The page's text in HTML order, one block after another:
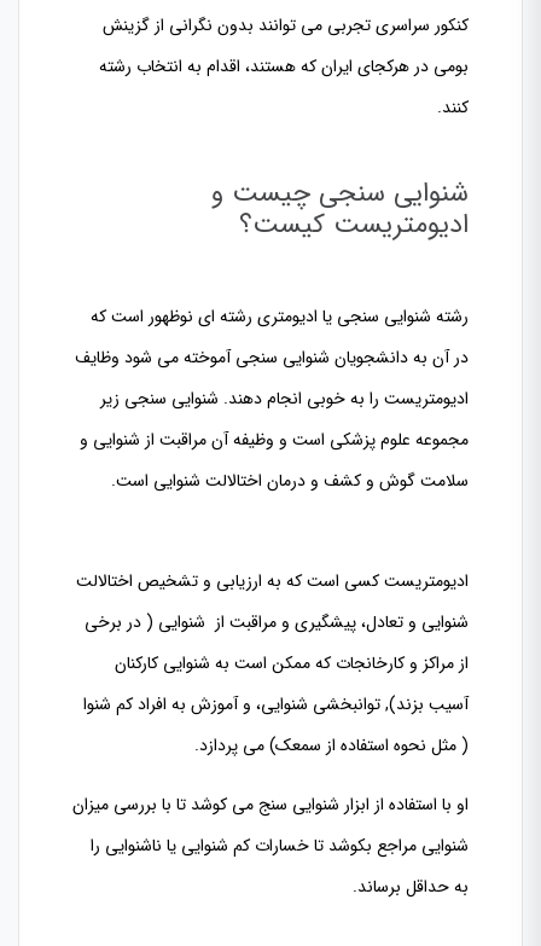
کنکور سراسری تجربی می توانند بدون نگرانی از گزینش
بومی در هرکجای ایران که هستند، اقدام به انتخاب رشته
کنند.
شنوایی سنجی چیست و
ادیومتریست کیست؟
رشته شنوایی سنجی یا ادیومتری رشته ای نوظهور است که
در آن به دانشجویان شنوایی سنجی آموخته می شود وظایف
ادیومتریست را به خوبی انجام دهند. شنوایی سنجی زیر
مجموعه علوم پزشکی است و وظیفه آن مراقبت از شنوایی و
سلامت گوش و کشف و درمان اختالالت شنوایی است.
ادیومتریست کسی است که به ارزیابی و تشخیص اختالالت
شنوایی و تعادل، پیشگیری و مراقبت از شنوایی ( در برخی
از مراکز و کارخانجات که ممکن است به شنوایی کارکنان
آسیب بزند), توانبخشی شنوایی، و آموزش به افراد کم شنوا
( مثل نحوه استفاده از سمعک) می پردازد.
او با استفاده از ابزار شنوایی سنج می کوشد تا با بررسی میزان
شنوایی مراجع بکوشد تا خسارات کم شنوایی یا ناشنوایی را
به حداقل برساند.